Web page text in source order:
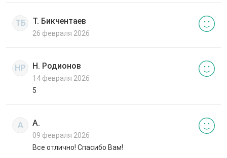
ТБ Т. Бикчентаев
26 февраля 2026
НР Н. Родионов
14 февраля 2026
5
А А.
09 февраля 2026
Все отлично! Спасибо Вам!